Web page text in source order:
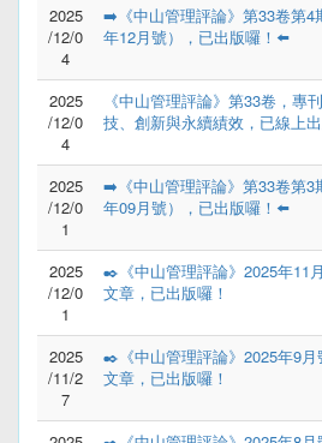
2025
/12/0
4
➡️《中山管理評論》第33卷第4
年12月號），已出版囉！⬅️
2025
/12/0
4
《中山管理評論》第33卷，專
技、創新與永續績效，已線上出
2025
/12/0
1
➡️《中山管理評論》第33卷第3
年09月號），已出版囉！⬅️
2025
/12/0
1
✒️《中山管理評論》2025年11
文章，已出版囉！
2025
/11/2
7
✒️《中山管理評論》2025年9月
文章，已出版囉！